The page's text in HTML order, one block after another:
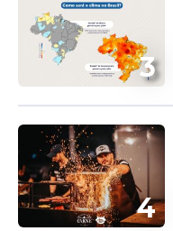
3
4